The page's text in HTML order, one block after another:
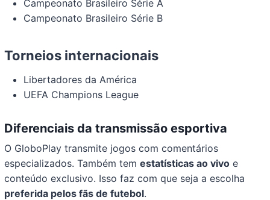
Campeonato Brasileiro Série A
Campeonato Brasileiro Série B
Torneios internacionais
Libertadores da América
UEFA Champions League
Diferenciais da transmissão esportiva
O GloboPlay transmite jogos com comentários
especializados. Também temestatísticas ao vivo e
conteúdo exclusivo. Isso faz com que seja a escolha
preferida pelos fãs de futebol.